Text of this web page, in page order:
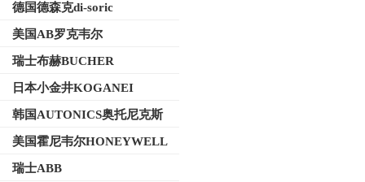
德国德森克di-soric
美国AB罗克韦尔
瑞士布赫BUCHER
日本小金井KOGANEI
韩国AUTONICS奥托尼克斯
美国霍尼韦尔HONEYWELL
瑞士ABB